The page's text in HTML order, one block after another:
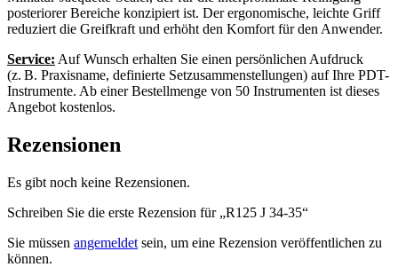
posteriorer Bereiche konzipiert ist. Der ergonomische, leichte Griff
reduziert die Greifkraft und erhöht den Komfort für den Anwender.
Service: Auf Wunsch erhalten Sie einen persönlichen Aufdruck
(z. B. Praxisname, definierte Setzusammenstellungen) auf Ihre PDT-
Instrumente. Ab einer Bestellmenge von 50 Instrumenten ist dieses
Angebot kostenlos.
Rezensionen
Es gibt noch keine Rezensionen.
Schreiben Sie die erste Rezension für „R125 J 34-35“
Sie müssen angemeldet sein, um eine Rezension veröffentlichen zu
können.